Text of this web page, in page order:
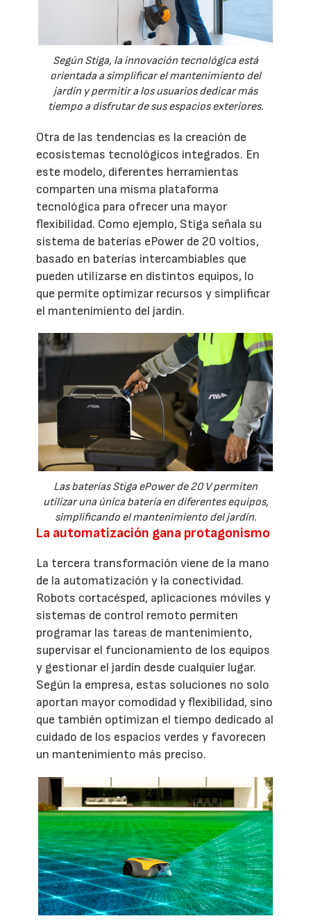
Según Stiga, la innovación tecnológica está
orientada a simplificar el mantenimiento del
jardín y permitir a los usuarios dedicar más
tiempo a disfrutar de sus espacios exteriores.
Otra de las tendencias es la creación de
ecosistemas tecnológicos integrados. En
este modelo, diferentes herramientas
comparten una misma plataforma
tecnológica para ofrecer una mayor
flexibilidad. Como ejemplo, Stiga señala su
sistema de baterías ePower de 20 voltios,
basado en baterías intercambiables que
pueden utilizarse en distintos equipos, lo
que permite optimizar recursos y simplificar
el mantenimiento del jardín.
Las baterías Stiga ePower de 20 V permiten
utilizar una única batería en diferentes equipos,
simplificando el mantenimiento del jardín.
La automatización gana protagonismo
La tercera transformación viene de la mano
de la automatización y la conectividad.
Robots cortacésped, aplicaciones móviles y
sistemas de control remoto permiten
programar las tareas de mantenimiento,
supervisar el funcionamiento de los equipos
y gestionar el jardín desde cualquier lugar.
Según la empresa, estas soluciones no solo
aportan mayor comodidad y flexibilidad, sino
que también optimizan el tiempo dedicado al
cuidado de los espacios verdes y favorecen
un mantenimiento más preciso.